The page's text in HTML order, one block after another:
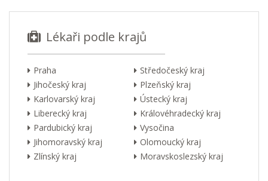
Lékaři podle krajů
Praha
Středočeský kraj
Jihočeský kraj
Plzeňský kraj
Karlovarský kraj
Ústecký kraj
Liberecký kraj
Královéhradecký kraj
Pardubický kraj
Vysočina
Jihomoravský kraj
Olomoucký kraj
Zlínský kraj
Moravskoslezský kraj